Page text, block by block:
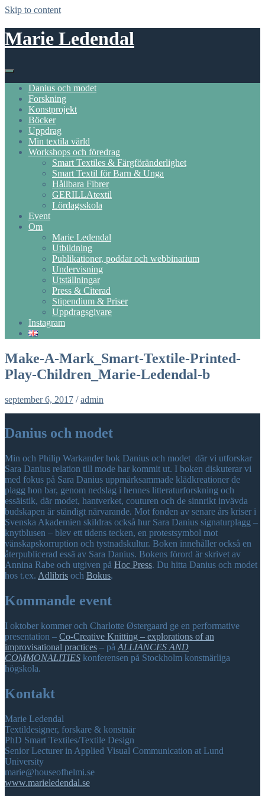
Skip to content
Marie Ledendal
Danius och modet
Forskning
Konstprojekt
Böcker
Uppdrag
Min textila värld
Workshops och föredrag
Smart Textiles & Färgföränderlighet
Smart Textil för Barn & Unga
Hållbara Fibrer
GERILLAtextil
Lördagsskola
Event
Om
Marie Ledendal
Utbildning
Publikationer, poddar och webbinarium
Undervisning
Utställningar
Press & Citerad
Stipendium & Priser
Uppdragsgivare
Instagram
Make-A-Mark_Smart-Textile-Printed-
Play-Children_Marie-Ledendal-b
september 6, 2017 /admin
Danius och modet
Min och Philip Warkander bok Danius och modet där vi utforskar
Sara Danius relation till mode har kommit ut. I boken diskuterar vi
med fokus på Sara Danius uppmärksammade klädkreationer de
plagg hon bar, genom nedslag i hennes litteraturforskning och
essäistik, där modet, hantverket, couturen och de sinnrikt invävda
budskapen är ständigt närvarande. Mot fonden av senare års kriser i
Svenska Akademien skildras också hur Sara Danius signaturplagg –
knytblusen – blev ett tidens tecken, en protestsymbol mot
vänskapskorruption och tystnadskultur. Boken innehåller också en
återpublicerad essä av Sara Danius. Bokens förord är skrivet av
Annina Rabe och utgiven på Hoc Press. Du hitta Danius och modet
hos t.ex. Adlibris och Bokus.
Kommande event
I oktober kommer och Charlotte Østergaard ge en performative
presentation – Co-Creative Knitting – explorations of an
improvisational practices – på ALLIANCES AND
COMMONALITIES konferensen på Stockholm konstnärliga
högskola.
Kontakt
Marie Ledendal
Textildesigner, forskare & konstnär
PhD Smart Textiles/Textile Design
Senior Lecturer in Applied Visual Communication at Lund
University
marie@houseofhelmi.se
www.marieledendal.se